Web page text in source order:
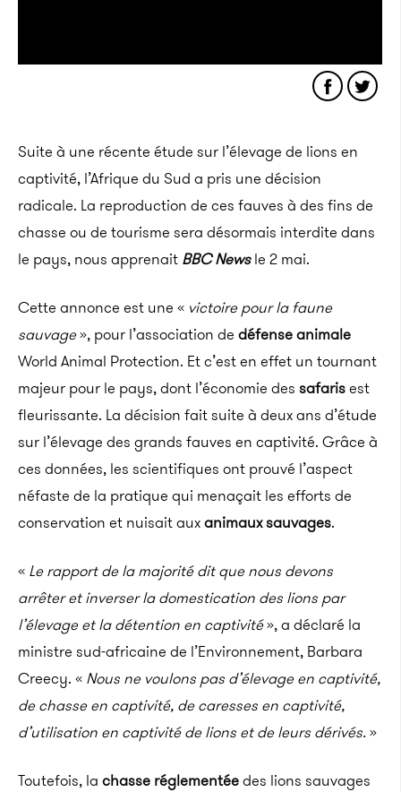
Suite à une récente étude sur l’élevage de lions en
captivité, l’Afrique du Sud a pris une décision
radicale. La reproduction de ces fauves à des fins de
chasse ou de tourisme sera désormais interdite dans
le pays, nous apprenait BBC Newsle 2 mai.
Cette annonce est une « victoire pour la faune
sauvage», pour l’association de défense animale
World Animal Protection. Et c’est en effet un tournant
majeur pour le pays, dont l’économie des safarisest
fleurissante. La décision fait suite à deux ans d’étude
sur l’élevage des grands fauves en captivité. Grâce à
ces données, les scientifiques ont prouvé l’aspect
néfaste de la pratique qui menaçait les efforts de
conservation et nuisait auxanimaux sauvages.
« Le rapport de la majorité dit que nous devons
arrêter et inverser la domestication des lions par
l’élevage et la détention en captivité», a déclaré la
ministre sud-africaine de l’Environnement, Barbara
Creecy. « Nous ne voulons pas d’élevage en captivité,
de chasse en captivité, de caresses en captivité,
d’utilisation en captivité de lions et de leurs dérivés.»
Toutefois, la chasse réglementéedes lions sauvages